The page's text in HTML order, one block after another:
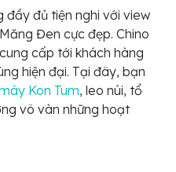
đầy đủ tiện nghi với view
Đen cực đẹp. Chino
cấp tới khách hàng
hiện đại. Tại đây, bạn
Kon Tum, leo núi, tổ
vô vàn những hoạt